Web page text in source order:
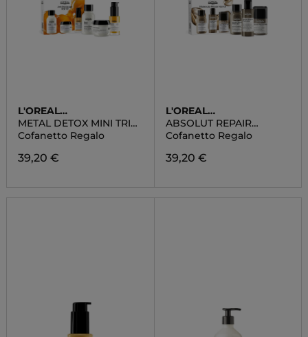
L'OREAL
PROFESSIONNEL
METAL DETOX MINI TRIO
KIT
Cofanetto Regalo
39,20 €
L'OREAL
PROFESSIONNEL
ABSOLUT REPAIR
MOLECULAR MINI TRIO
KIT
Cofanetto Regalo
39,20 €